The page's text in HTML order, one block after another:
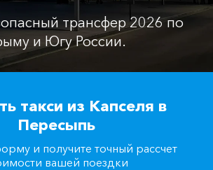
Заказать такси
трансфер 2026 по
и Югу России.
такси из Капселя в
Пересыпь
и получите точный рассчет
вашей поездки